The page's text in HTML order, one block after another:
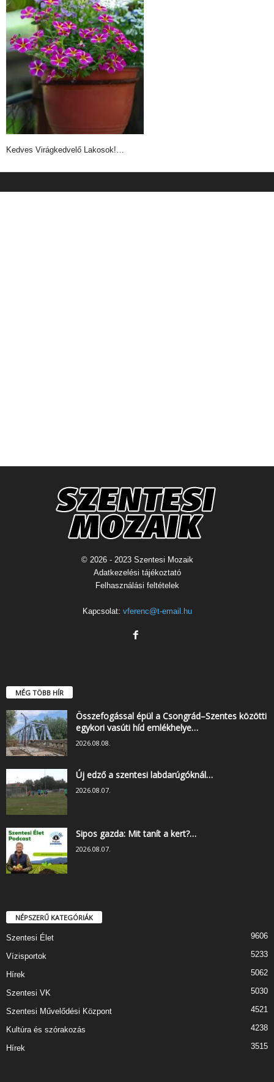
Kedves Virágkedvelő Lakosok!…
© 2026 - 2023 Szentesi Mozaik
Adatkezelési tájékoztató
Felhasználási feltételek
Kapcsolat: vferenc@t-email.hu
MÉG TÖBB HÍR
Összefogással épül a Csongrád–Szentes közötti
egykori vasúti híd emlékhelye…
2026.08.08.
Új edző a szentesi labdarúgóknál…
2026.08.07.
Sipos gazda: Mit tanít a kert?…
2026.08.07.
NÉPSZERŰ KATEGÓRIÁK
Szentesi Élet 9606
Vízisportok 5233
Hírek 5062
Szentesi VK 5030
Szentesi Művelődési Központ 4521
Kultúra és szórakozás 4238
Hírek 3515